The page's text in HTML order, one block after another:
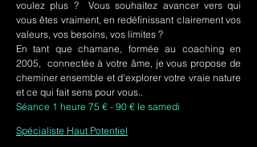
voulez plus ? Vous souhaitez avancer vers qui
vous êtes vraiment, en redéfinissant clairement vos
valeurs, vos besoins, vos limites ?
En tant que chamane, formée au coaching en
2005, connectée à votre âme, je vous propose de
cheminer ensemble et d'explorer votre vraie nature
et ce qui fait sens pour vous..
Séance 1 heure 75 € - 90 € le samedi
Spécialiste Haut Potentiel